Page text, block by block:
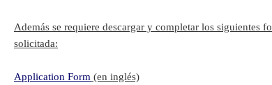
Además se requiere descargar y completar los siguientes
solicitada:
Application Form (en inglés)